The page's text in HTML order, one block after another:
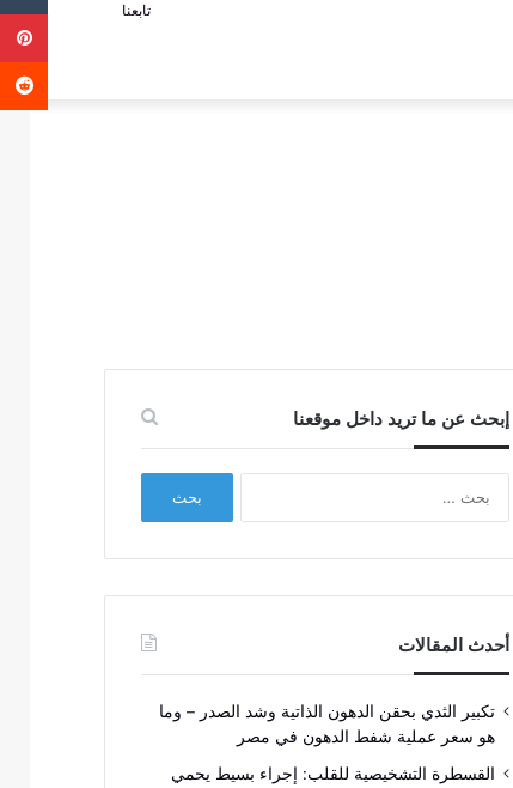
تابعنا
إبحث عن ما تريد داخل موقعنا
أحدث المقالات
تكبير الثدي بحقن الدهون الذاتية وشد الصدر – وما
هو سعر عملية شفط الدهون في مصر
القسطرة التشخيصية للقلب: إجراء بسيط يحمي